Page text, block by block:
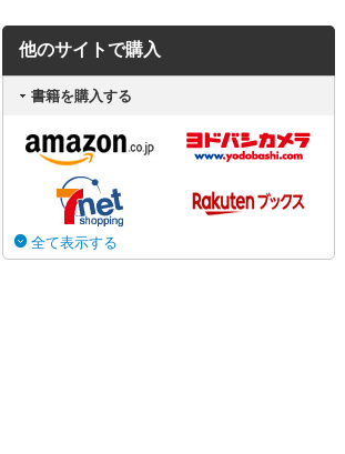
他のサイトで購入
書籍を購入する
全て表示する